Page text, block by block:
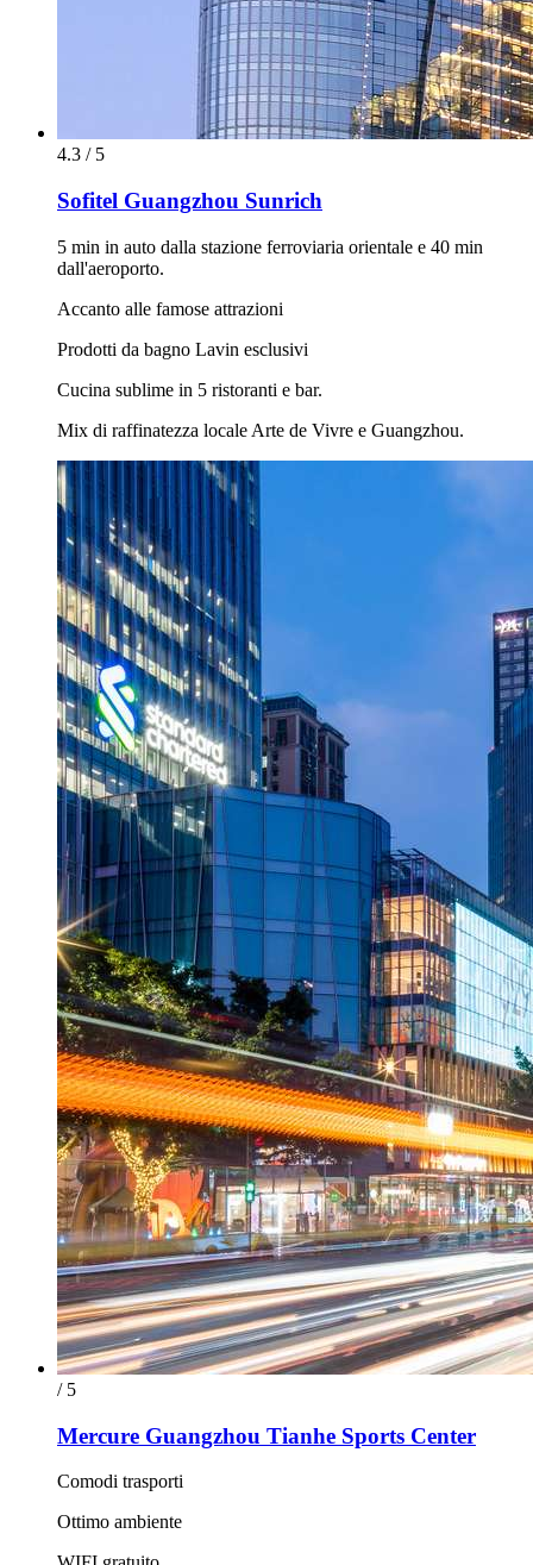
4.3 / 5
Sofitel Guangzhou Sunrich
5 min in auto dalla stazione ferroviaria orientale e 40 min
dall'aeroporto.
Accanto alle famose attrazioni
Prodotti da bagno Lavin esclusivi
Cucina sublime in 5 ristoranti e bar.
Mix di raffinatezza locale Arte de Vivre e Guangzhou.
/ 5
Mercure Guangzhou Tianhe Sports Center
Comodi trasporti
Ottimo ambiente